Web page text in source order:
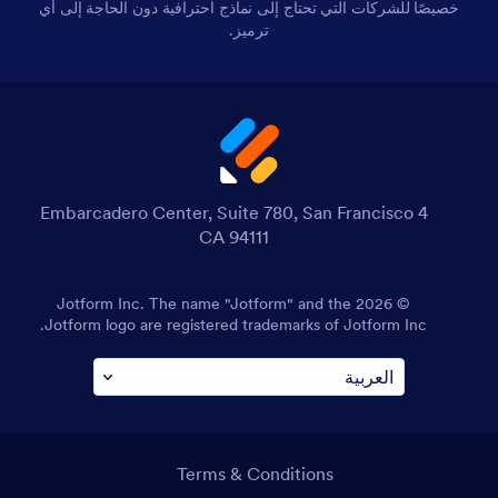
خصيصًا للشركات التي تحتاج إلى نماذج احترافية دون الحاجة إلى أي
ترميز.
4 Embarcadero Center, Suite 780, San Francisco
CA 94111
© 2026 Jotform Inc. The name "Jotform" and the
Jotform logo are registered trademarks of Jotform Inc.
Terms & Conditions